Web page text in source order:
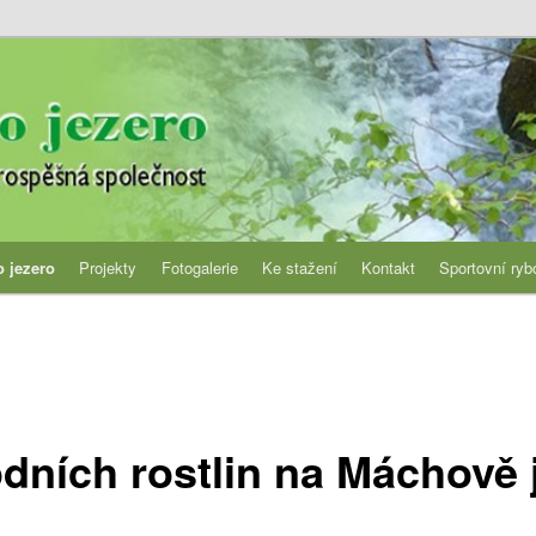
jezero Projekty Fotogalerie Ke stažení Kontakt Sportovní
rostlin na Máchově